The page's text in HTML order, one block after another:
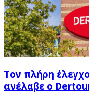
Τον πλήρη
ανέλαβε ο